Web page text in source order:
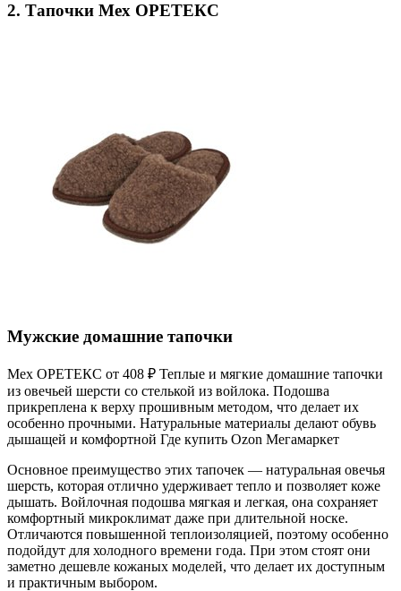
2. Тапочки Мех ОРЕТЕКС
Мужские домашние тапочки
Мех ОРЕТЕКС от 408 ₽ Теплые и мягкие домашние тапочки
из овечьей шерсти со стелькой из войлока. Подошва
прикреплена к верху прошивным методом, что делает их
особенно прочными. Натуральные материалы делают обувь
дышащей и комфортной Где купить Ozon Мегамаркет
Основное преимущество этих тапочек — натуральная овечья
шерсть, которая отлично удерживает тепло и позволяет коже
дышать. Войлочная подошва мягкая и легкая, она сохраняет
комфортный микроклимат даже при длительной носке.
Отличаются повышенной теплоизоляцией, поэтому особенно
подойдут для холодного времени года. При этом стоят они
заметно дешевле кожаных моделей, что делает их доступным
и практичным выбором.